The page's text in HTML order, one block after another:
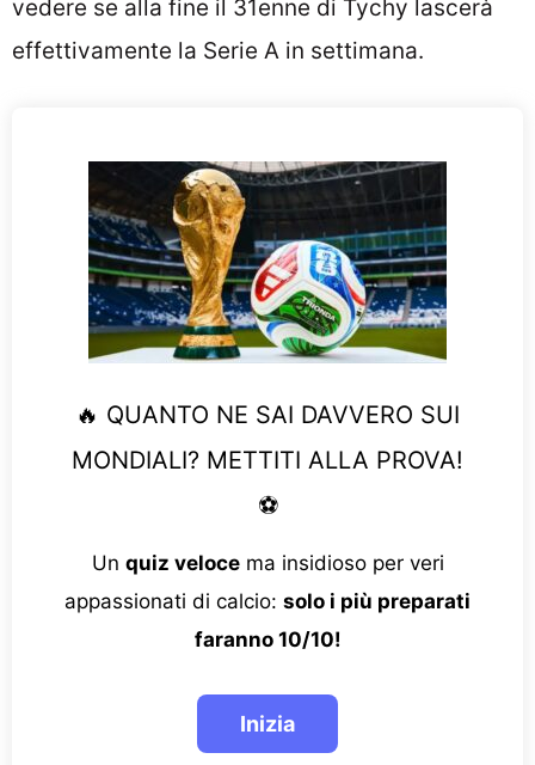
vedere se alla fine il 31enne di Tychy lascerà
effettivamente la Serie A in settimana.
🔥 QUANTO NE SAI DAVVERO SUI
MONDIALI? METTITI ALLA PROVA!
⚽
Un quiz velocema insidioso per veri
appassionati di calcio: solo i più preparati
faranno 10/10!